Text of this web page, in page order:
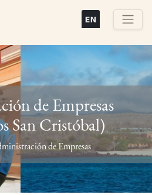
principal
Next
de Empresas
San Cristóbal)
de Empresas